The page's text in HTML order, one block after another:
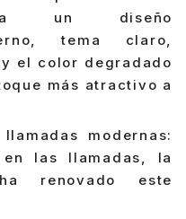
un diseño
tema claro,
el color degradado
más atractivo a
modernas:
las llamadas, la
renovado este